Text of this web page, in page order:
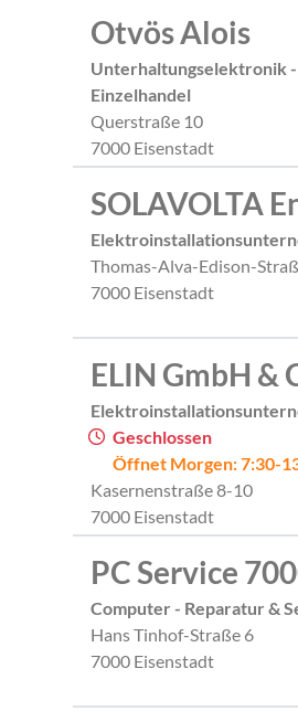
Otvös Alois
Unterhaltungselektronik -
Einzelhandel
Querstraße 10
7000 Eisenstadt
SOLAVOLTA
Thomas-Alva-Edison-
7000 Eisenstadt
ELIN GmbH &
Geschlossen
Öffnet Morgen: 7:30-
Kasernenstraße 8-10
7000 Eisenstadt
PC Service
Computer - Reparatur &
Hans Tinhof-Straße 6
7000 Eisenstadt